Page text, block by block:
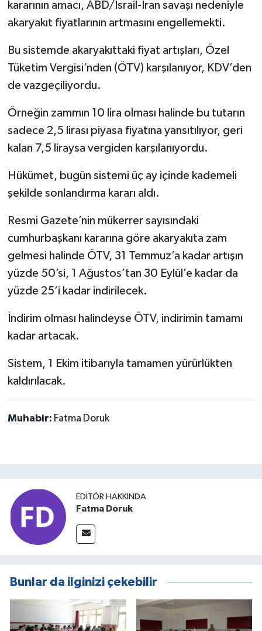
kararının amacı, ABD/İsrail-İran savaşı nedeniyle
akaryakıt fiyatlarının artmasını engellemekti.
Bu sistemde akaryakıttaki fiyat artışları, Özel
Tüketim Vergisi’nden (ÖTV) karşılanıyor, KDV’den
de vazgeçiliyordu.
Örneğin zammın 10 lira olması halinde bu tutarın
sadece 2,5 lirası piyasa fiyatına yansıtılıyor, geri
kalan 7,5 liraysa vergiden karşılanıyordu.
Hükümet, bugün sistemi üç ay içinde kademeli
şekilde sonlandırma kararı aldı.
Resmi Gazete’nin mükerrer sayısındaki
cumhurbaşkanı kararına göre akaryakıta zam
gelmesi halinde ÖTV, 31 Temmuz’a kadar artışın
yüzde 50’si, 1 Ağustos’tan 30 Eylül’e kadar da
yüzde 25’i kadar indirilecek.
İndirim olması halindeyse ÖTV, indirimin tamamı
kadar artacak.
Sistem, 1 Ekim itibarıyla tamamen yürürlükten
kaldırılacak.
Muhabir: Fatma Doruk
EDITÖR HAKKINDA
Fatma Doruk
Bunlar da ilginizi çekebilir